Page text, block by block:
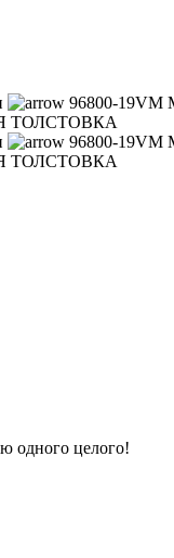
96800-
ТОЛСТОВКА
96800-
ТОЛСТОВКА
одного целого!